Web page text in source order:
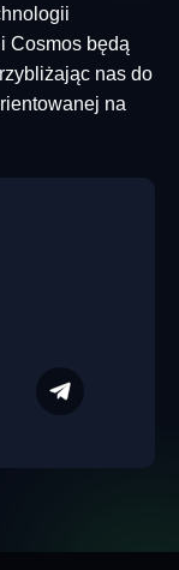
Cosmos będą
nas do
na